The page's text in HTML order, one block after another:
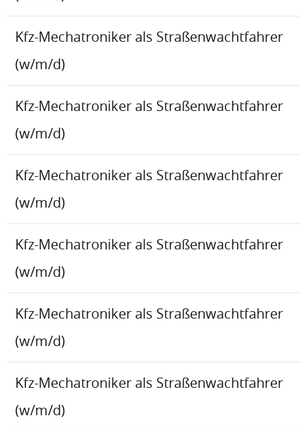
Kfz-Mechatroniker als Straßenwachtfahrer
(w/m/d)
Kfz-Mechatroniker als Straßenwachtfahrer
(w/m/d)
Kfz-Mechatroniker als Straßenwachtfahrer
(w/m/d)
Kfz-Mechatroniker als Straßenwachtfahrer
(w/m/d)
Kfz-Mechatroniker als Straßenwachtfahrer
(w/m/d)
Kfz-Mechatroniker als Straßenwachtfahrer
(w/m/d)